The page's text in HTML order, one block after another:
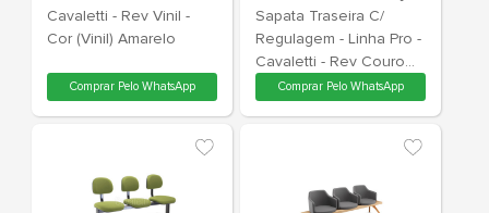
3L - Linha Start Plus -
Auditório